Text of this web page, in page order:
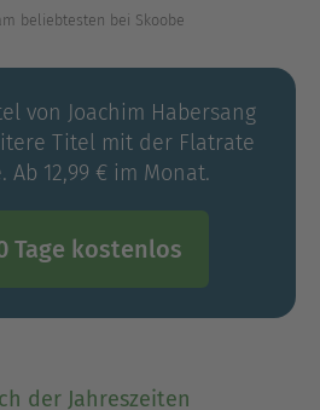
spiegele sich, wie er
beliebtesten bei Skoobe
von Joachim Habersang
Titel mit der Flatrate
Ab 12,99 € im Monat.
Tage kostenlos
der Jahreszeiten